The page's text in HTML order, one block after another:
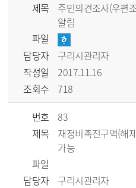
제목
주민의견조사(우편
알림
파일
담당자
구리시관리자
작성일
2017.11.16
조회수
718
번호
83
제목
재정비촉진구역(해
가능
파일
담당자
구리시관리자